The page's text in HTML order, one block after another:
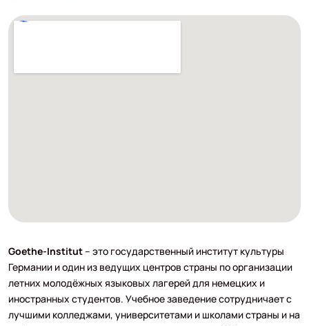
Goethe-Institut– это государственный институт культуры
Германии и один из ведущих центров страны по организации
летних молодёжных языковых лагерей для немецких и
иностранных студентов. Учебное заведение сотрудничает с
лучшими колледжами, университетами и школами страны и на